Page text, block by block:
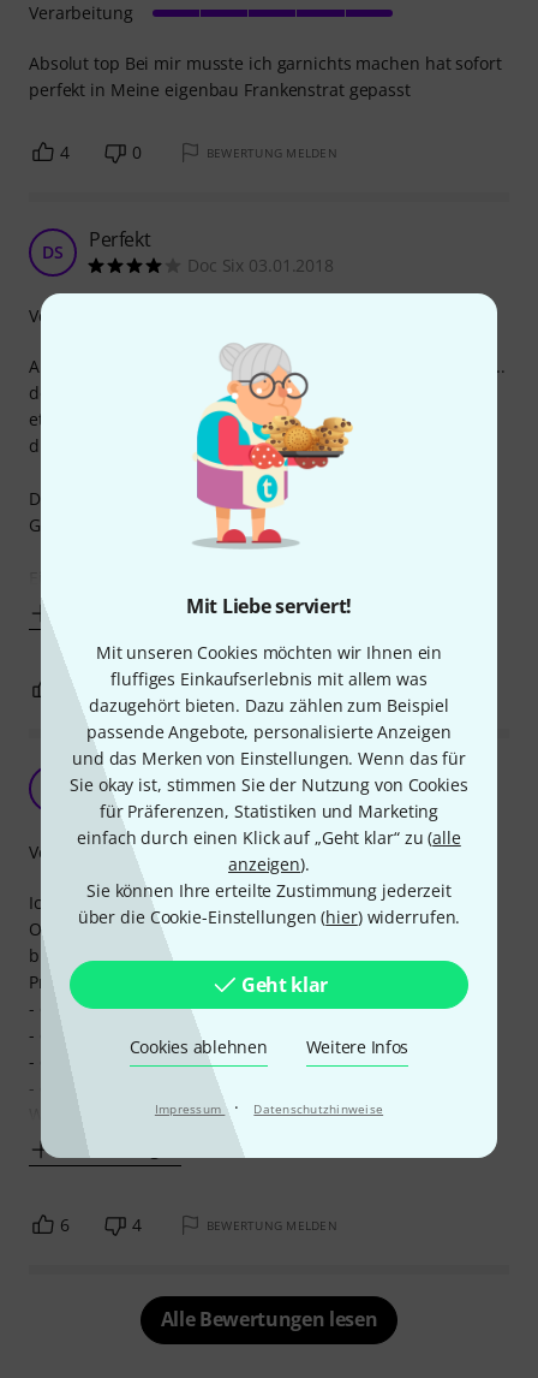
Mit Liebe serviert!
Mit unseren Cookies möchten wir Ihnen ein
fluffiges Einkaufserlebnis mit allem was
dazugehört bieten. Dazu zählen zum Beispiel
passende Angebote, personalisierte Anzeigen
und das Merken von Einstellungen. Wenn das für
Sie okay ist, stimmen Sie der Nutzung von Cookies
für Präferenzen, Statistiken und Marketing
einfach durch einen Klick auf „Geht klar“ zu (alle
anzeigen).
Sie können Ihre erteilte Zustimmung jederzeit
über die Cookie-Einstellungen (hier) widerrufen.
Geht klar
Cookies ablehnen Weitere Infos
Impressum · Datenschutzhinweise
Absolut top Bei mir musste ich garnichts machen hat sofort
perfekt in Meine eigenbau Frankenstrat gepasst
Verarbeitung
4 0 BEWERTUNG MELDEN
DS Perfekt
Doc Six 03.01.2018
Auch wenn man nicht so schnell spielen kann wie Yngwie ...
der Einbau des Sattels lohnt sich dennoch ... speziell bei
etwas dumpfer klingenden Gitarren bekommt man einen
drahtigeren Klang.
Der Einbau ist superleicht ... man sollte nur die Breite des
Griffbretts und des Sattels beachten!
Verarbeitung
1 BEWERTUNG MELDEN
Mehr Sustain
Stephan66 13.08.2018
Ich habe diesen Sattel auf meine Standard- Tele montiert.
Obwohl die Breite nicht ganz stimmt (der Hals ist etwas
breiter als der Sattel), bin ich doch sehr zufrieden mit dem
Produkt, denn:
- die Saitenhöhe ist perfekt
- der Saitenabstand ist perfekt
- der Einbau ist einfach
- der Klang hat sich detlich verbessert
Was auffällt, ist, dass
Verarbeitung
6 4 BEWERTUNG MELDEN
Alle Bewertungen lesen